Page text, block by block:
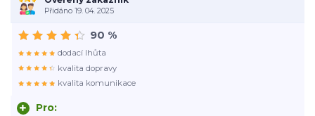
Přidáno 19. 04. 2025
Pro:
90 %
dodací lhůta
kvalita dopravy
kvalita komunikace